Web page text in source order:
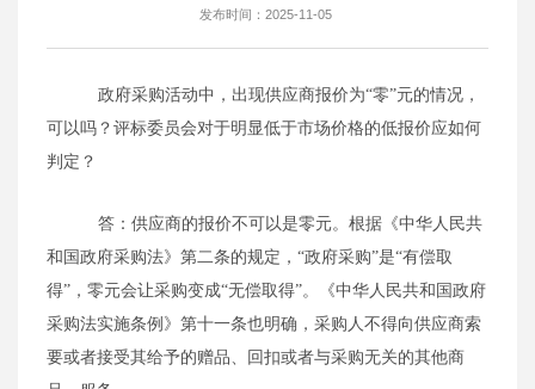
发布时间：2025-11-05
政府采购活动中，出现供应商报价为“零”元的情况，
可以吗？评标委员会对于明显低于市场价格的低报价应如何
判定？
答：供应商的报价不可以是零元。根据《中华人民共
和国政府采购法》第二条的规定，“政府采购”是“有偿取
得”，零元会让采购变成“无偿取得”。《中华人民共和国政府
采购法实施条例》第十一条也明确，采购人不得向供应商索
要或者接受其给予的赠品、回扣或者与采购无关的其他商